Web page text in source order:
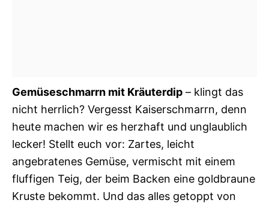
Gemüseschmarrn mit Kräuterdip – klingt das
nicht herrlich? Vergesst Kaiserschmarrn, denn
heute machen wir es herzhaft und unglaublich
lecker! Stellt euch vor: Zartes, leicht
angebratenes Gemüse, vermischt mit einem
fluffigen Teig, der beim Backen eine goldbraune
Kruste bekommt. Und das alles getoppt von